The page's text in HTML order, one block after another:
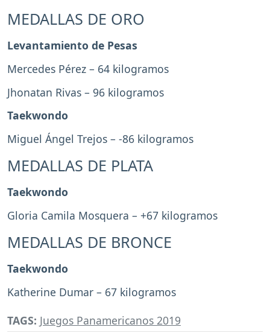
MEDALLAS DE ORO
Levantamiento de Pesas
Mercedes Pérez – 64 kilogramos
Jhonatan Rivas – 96 kilogramos
Taekwondo
Miguel Ángel Trejos – -86 kilogramos
MEDALLAS DE PLATA
Taekwondo
Gloria Camila Mosquera – +67 kilogramos
MEDALLAS DE BRONCE
Taekwondo
Katherine Dumar – 67 kilogramos
TAGS: Juegos Panamericanos 2019